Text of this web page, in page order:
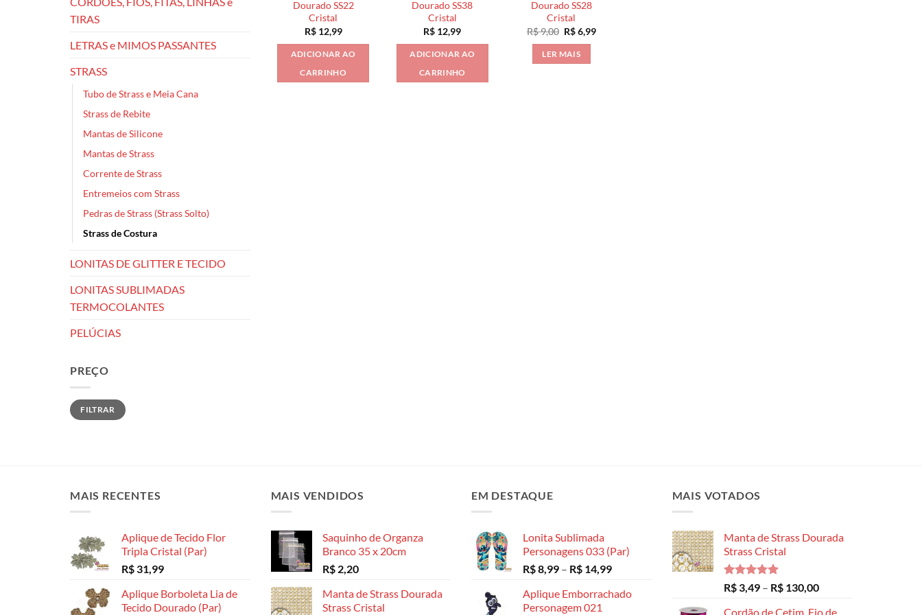
TIRAS
LETRAS e MIMOS PASSANTES
STRASS
Tubo de Strass e Meia Cana
Strass de Rebite
Mantas de Silicone
Mantas de Strass
Corrente de Strass
Entremeios com Strass
Pedras de Strass (Strass Solto)
Strass de Costura
LONITAS DE GLITTER E TECIDO
LONITAS SUBLIMADAS
TERMOCOLANTES
PELÚCIAS
PREÇO
Preço
mínimo
Preço
máximo
FILTRAR
Dourado SS22
Cristal
R$12,99
ADICIONAR AO
CARRINHO
Dourado SS38
Cristal
R$ 12,99
ADICIONAR AO
CARRINHO
Dourado SS28
Cristal
R$9,00 O
preço
original
era:
R$6,99O
LER MAIS
MAIS RECENTES
Aplique de Tecido Flor
Tripla Cristal (Par)
R$ 31,99
Aplique Borboleta Lia de
Tecido Dourado (Par)
MAIS VENDIDOS
Saquinho de Organza
Branco 35 x 20cm
R$2,20
Manta de Strass Dourada
Strass Cristal
EM DESTAQUE
Lonita Sublimada
Personagens 033 (Par)
R$8,99 – R$ 14,99Faixa
preço:
Aplique Emborrachado
Personagem 021
MAIS VOTADOS
Manta de Strass Dourada
Strass Cristal
Avaliação
5.00
de 5
R$3,49 – R$130,00Faixa
Cordão de Cetim, Fio de